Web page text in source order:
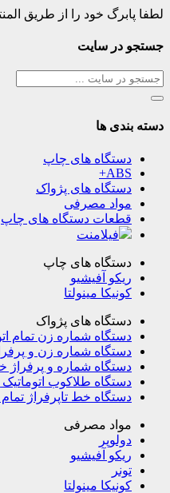
لطفا پابرگ خود را از طریق
جستجو در سایت
دسته بندی ها
دستگاه های چاپ
ABS+
دستگاه های پژواک
مواد مصرفی
قطعات دستگاه های چاپ
فیلامنت
دستگاه های چاپ
ریکو آفیشیو
کونیکا مینولتا
دستگاه های پژواک
دستگاه شماره زن تمام
دستگاه شماره زن و
دستگاه شماره و پرفراژ
دستگاه طلاکوب
دستگاه خط تاپرفراژ تمام
مواد مصرفی
دولوپر
ریکو آفیشیو
تونر
کونیکا مینولتا